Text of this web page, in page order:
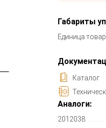
Габариты
Единица
Каталог
Аналоги:
2012038